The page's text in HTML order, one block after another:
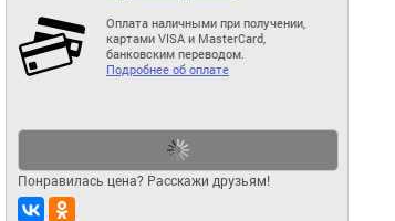
Оплата наличными при получении,
картами VISA и MasterCard,
банковским переводом.
Подробнее об оплате
Понравилась цена? Расскажи друзьям!